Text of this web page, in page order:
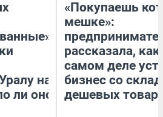
на
ли оно
«Покупаешь
мешке»:
рассказала, как
самом деле
бизнес со
дешевых